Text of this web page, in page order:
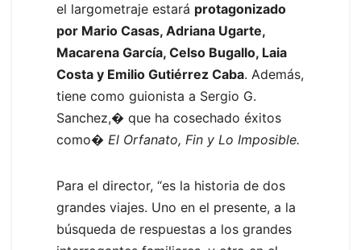
el largometraje estará protagonizado
por Mario Casas, Adriana Ugarte,
Macarena García, Celso Bugallo, Laia
Costa y Emilio Gutiérrez Caba. Además,
tiene como guionista a Sergio G.
Sanchez,� que ha cosechado éxitos
como� El Orfanato, Fin y Lo Imposible.
Para el director, “es la historia de dos
grandes viajes. Uno en el presente, a la
búsqueda de respuestas a los grandes